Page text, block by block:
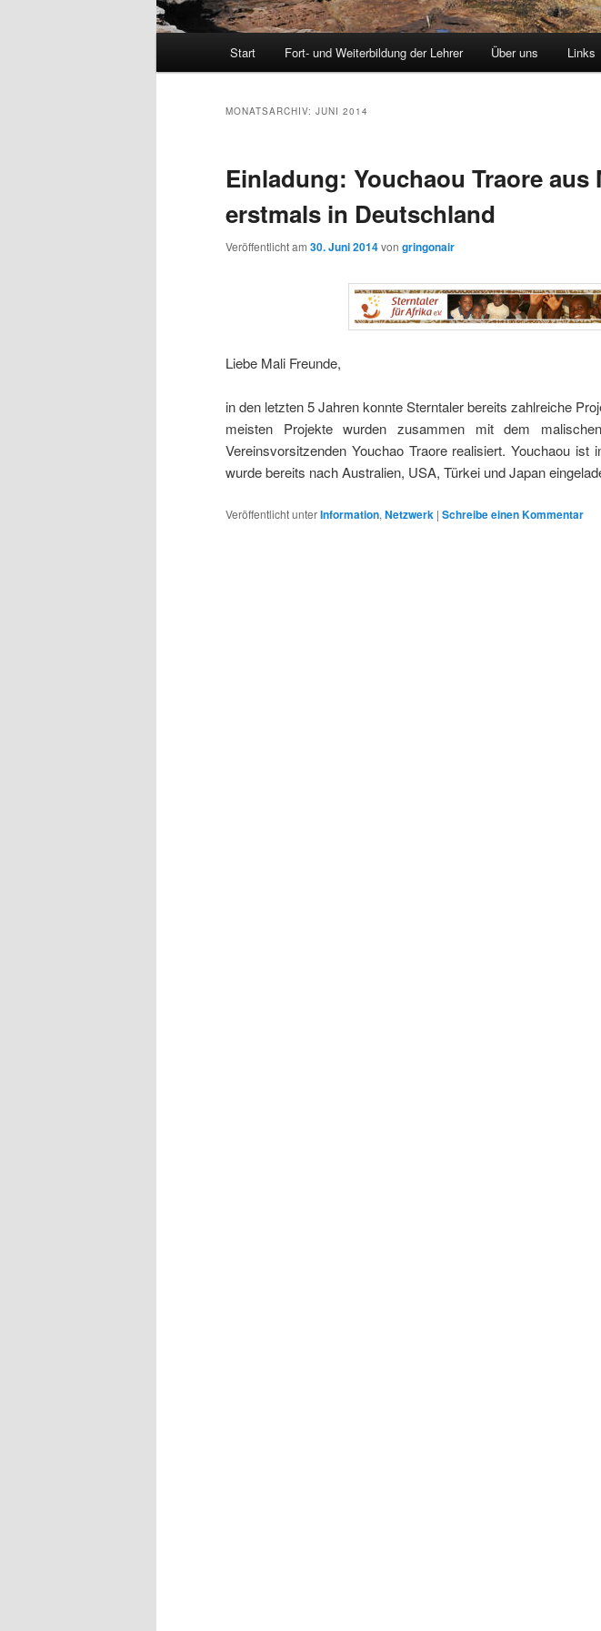
Start Fort- und Weiterbildung der Lehrer Über uns Links
MONATSARCHIV: JUNI 2014
Einladung: Youchaou Traore aus
erstmals in Deutschland
Veröffentlicht am 30. Juni 2014von gringonair
Liebe Mali Freunde,
in den letzten 5 Jahren konnte Sterntaler bereits zahlreiche
meisten Projekte wurden zusammen mit dem
Vereinsvorsitzenden Youchao Traore realisiert. Youchaou ist
wurde bereits nach Australien, USA, Türkei und Japan
Veröffentlicht unterInformation, Netzwerk | Schreibe einen Kommentar